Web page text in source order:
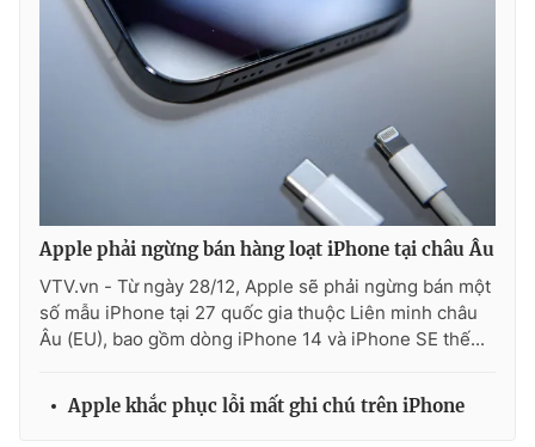
Apple phải ngừng bán hàng loạt iPhone tại châu Âu
VTV.vn - Từ ngày 28/12, Apple sẽ phải ngừng bán một
số mẫu iPhone tại 27 quốc gia thuộc Liên minh châu
Âu (EU), bao gồm dòng iPhone 14 và iPhone SE thế...
Apple khắc phục lỗi mất ghi chú trên iPhone